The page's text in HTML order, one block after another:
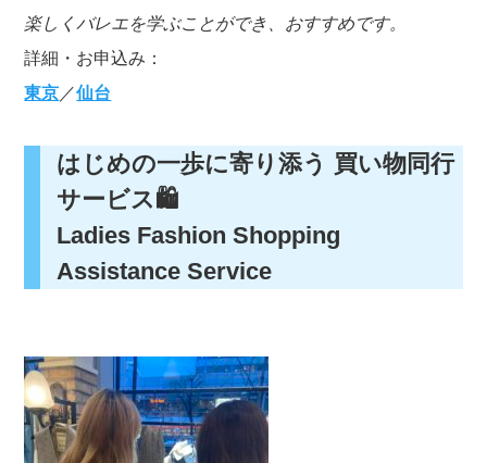
楽しくバレエを学ぶことができ、おすすめです。
詳細・お申込み：
東京 ／仙台
はじめの一歩に寄り添う 買い物同行
サービス🛍
Ladies Fashion Shopping
Assistance Service